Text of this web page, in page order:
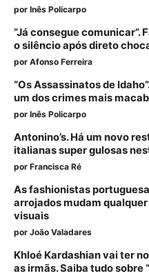
por Inês Policarpo
“Já consegue comunicar”.
o silêncio após direto
por Afonso Ferreira
“Os Assassinatos de
um dos crimes mais
por Inês Policarpo
Antonino’s. Há um novo
italianas super gulosas
por Francisca Ré
As fashionistas
arrojados mudam
visuais
por João Valadares
Khloé Kardashian vai ter
as irmãs. Saiba tudo sobre